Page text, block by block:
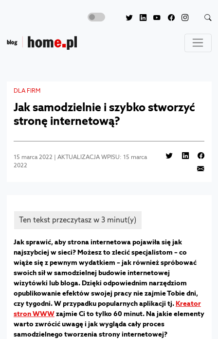
DLA FIRM
Jak samodzielnie i szybko stworzyć
stronę internetową?
15 marca 2022 | AKTUALIZACJA WPISU: 15 marca
2022
Jak sprawić, aby strona internetowa pojawiła się jak
najszybciej w sieci? Możesz to zlecić specjalistom – co
wiąże się z pewnym wydatkiem – jak również spróbować
swoich sił w samodzielnej budowie internetowej
wizytówki lub bloga. Dzięki odpowiednim narzędziom
opublikowanie efektów swojej pracy nie zajmie Tobie dni,
czy tygodni. W przypadku popularnych aplikacji tj. Kreator
stron WWWzajmie Ci to tylko 60 minut. Na jakie elementy
warto zwrócić uwagę i jak wygląda cały proces
samodzielnego tworzenia strony internetowej?